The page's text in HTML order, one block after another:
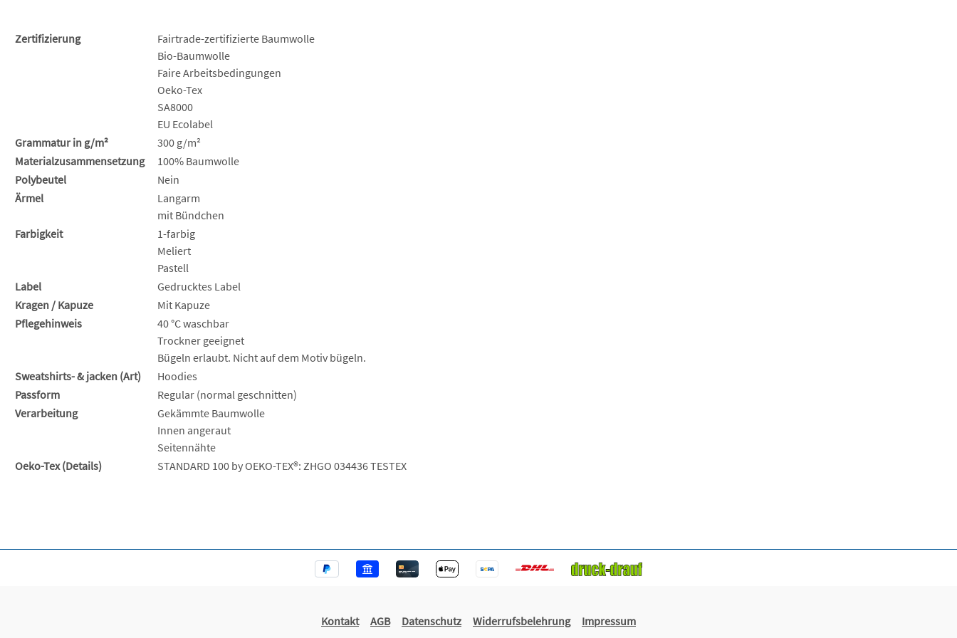
Zertifizierung
Fairtrade-zertifizierte Baumwolle
Bio-Baumwolle
Faire Arbeitsbedingungen
Oeko-Tex
SA8000
EU Ecolabel
Grammatur in g/m²
300 g/m²
Materialzusammensetzung
100% Baumwolle
Polybeutel
Nein
Ärmel
Langarm
mit Bündchen
Farbigkeit
1-farbig
Meliert
Pastell
Label
Gedrucktes Label
Kragen / Kapuze
Mit Kapuze
Pflegehinweis
40 °C waschbar
Trockner geeignet
Bügeln erlaubt. Nicht auf dem Motiv bügeln.
Sweatshirts- & jacken (Art)
Hoodies
Passform
Regular (normal geschnitten)
Verarbeitung
Gekämmte Baumwolle
Innen angeraut
Seitennähte
Oeko-Tex (Details)
STANDARD 100 by OEKO-TEX®: ZHGO 034436 TESTEX
Kontakt AGB Datenschutz Widerrufsbelehrung Impressum